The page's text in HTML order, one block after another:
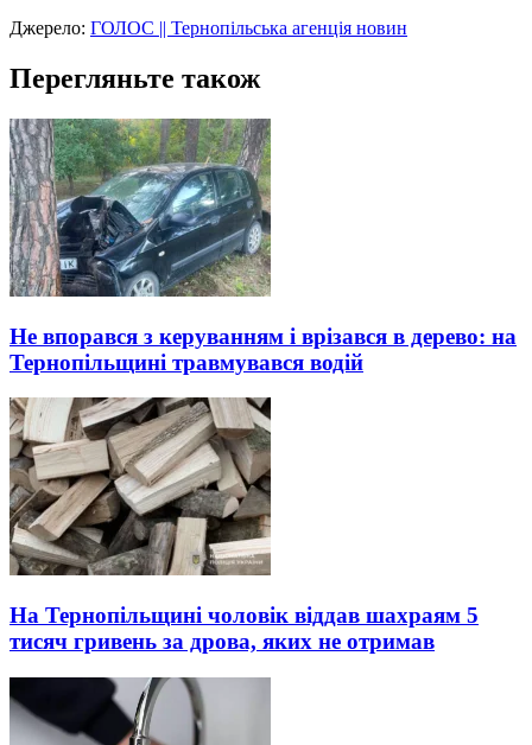
Джерело: ГОЛОС || Тернопільська агенція новин
Перегляньте також
Не впорався з керуванням і врізався в дерево: на
Тернопільщині травмувався водій
На Тернопільщині чоловік віддав шахраям 5
тисяч гривень за дрова, яких не отримав